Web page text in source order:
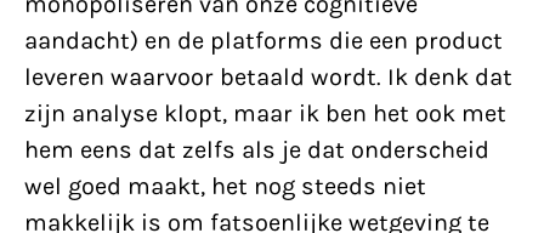
aandacht) en de platforms die een product
leveren waarvoor betaald wordt. Ik denk dat
zijn analyse klopt, maar ik ben het ook met
hem eens dat zelfs als je dat onderscheid
wel goed maakt, het nog steeds niet
makkelijk is om fatsoenlijke wetgeving te